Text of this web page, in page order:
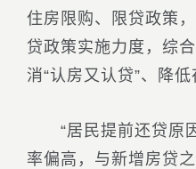
住房限购、限贷政策
贷政策实施力度，综
消“认房又认贷”、降
“居民提前还贷原因
率偏高，与新增房贷